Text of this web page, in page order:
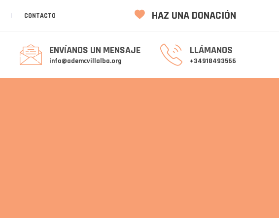
CONTACTO HAZ UNA DONACIÓN
ENVÍANOS UN MENSAJE
info@ademcvillalba.org
LLÁMANOS
+34918493566